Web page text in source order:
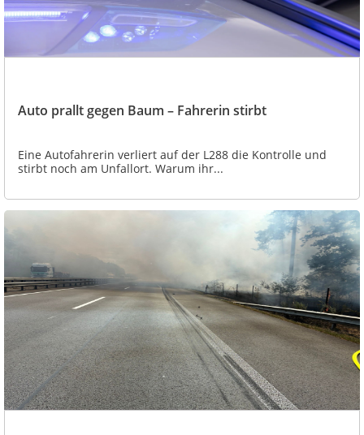
Auto prallt gegen Baum – Fahrerin stirbt
Eine Autofahrerin verliert auf der L288 die Kontrolle und
stirbt noch am Unfallort. Warum ihr...